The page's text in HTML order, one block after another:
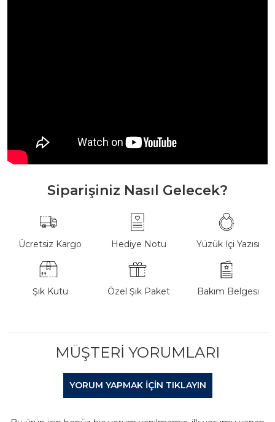
Siparişiniz Nasıl Gelecek?
Ücretsiz Kargo Hediye Notu Yüzük İçi Yazısı
Şık Kutu Özel Şık Paket Bakım Belgesi
MÜŞTERI YORUMLARI
YORUM YAPMAK IÇIN TIKLAYIN